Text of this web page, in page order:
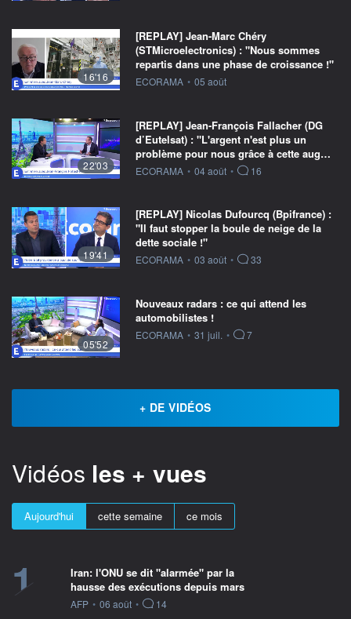
16'16
[REPLAY] Jean-Marc Chéry
(STMicroelectronics) : "Nous sommes
repartis dans une phase de croissance !"
information fournie par
ECORAMA • 05 août
22'03
[REPLAY] Jean-François Fallacher (DG
d’Eutelsat) : "L'argent n'est plus un
problème pour nous grâce à cette aug…
information fournie par
ECORAMA • 04 août • 16
19'41
[REPLAY] Nicolas Dufourcq (Bpifrance) :
"Il faut stopper la boule de neige de la
dette sociale !"
information fournie par
ECORAMA • 03 août • 33
05'52
Nouveaux radars : ce qui attend les
automobilistes !
information fournie par
ECORAMA • 31 juil. • 7
+ DE VIDÉOS
Vidéos les + vues
Aujourd'hui cette semaine ce mois
1
Iran: l'ONU se dit "alarmée" par la
hausse des exécutions depuis mars
information fournie par
AFP • 06 août • 14